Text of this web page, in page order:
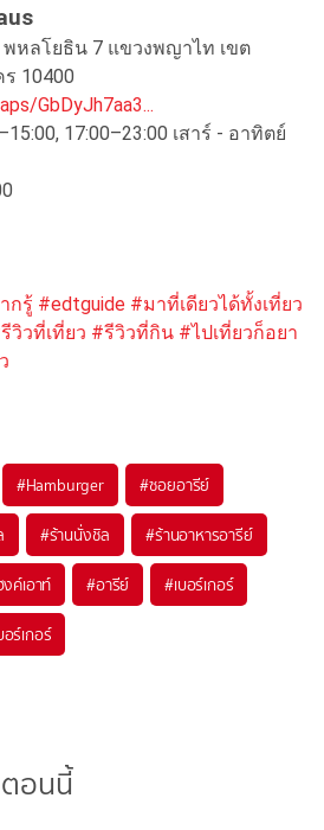
พหลโยธิน 7 แขวงพญาไท เขต
10400
GbDyJh7aa3...
17:00–23:00 เสาร์ - อาทิตย์
กรู้ #edtguide #มาที่เดียวได้ทั้งเที่ยว
วิวที่เที่ยว #รีวิวที่กิน #ไปเที่ยวก็อยา
#Hamburger #ซอยอารีย์
#ร้านนั่งชิล #ร้านอาหารอารีย์
ค์เอาท์ #อารีย์ #เบอร์เกอร์
อร์เกอร์
อนนี้